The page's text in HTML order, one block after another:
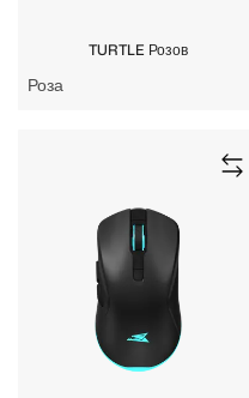
TURTLE Розов
Роза